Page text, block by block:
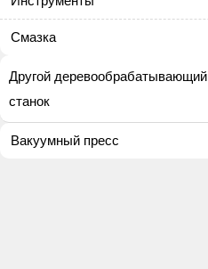
Смазка
Другой деревообрабатывающий
станок
Вакуумный пресс